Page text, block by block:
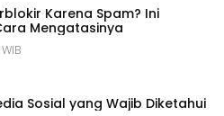
Karena Spam? Ini
Mengatasinya
Sosial yang Wajib Diketahui